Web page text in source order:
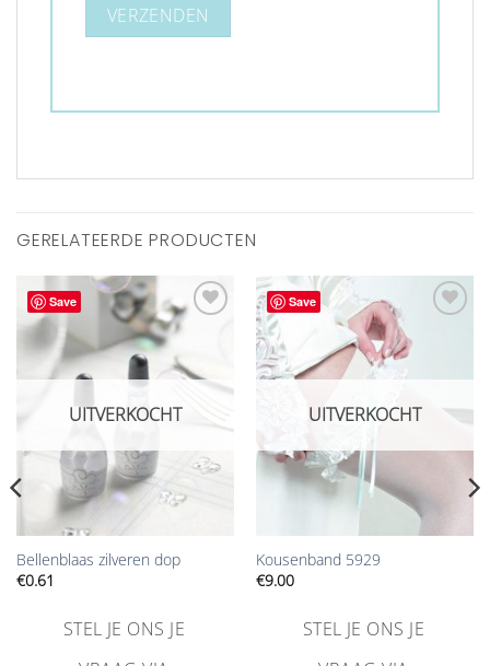
GERELATEERDE PRODUCTEN
Save
Aan
verlanglijst
toevoegen
UITVERKOCHT
Bellenblaas zilveren dop
€0.61
STEL JE ONS JE
Save
verlanglijst
toevoegen
UITVERKOCHT
Kousenband 5929
€9.00
STEL JE ONS JE